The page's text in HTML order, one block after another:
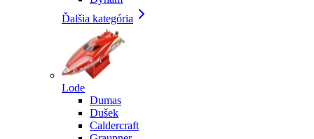
Ďalšia kategória
Lode
Dumas
Dušek
Caldercraft